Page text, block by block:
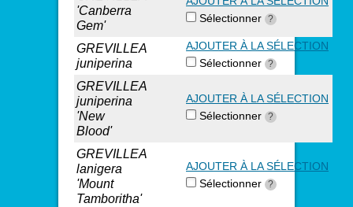
'Canberra
Gem'
Sélectionner ?
GREVILLEA
juniperina
AJOUTER À LA SÉLECTION
Sélectionner ?
GREVILLEA
juniperina
'New
Blood'
AJOUTER À LA SÉLECTION
Sélectionner ?
GREVILLEA
lanigera
'Mount
Tamboritha'
AJOUTER À LA SÉLECTION
Sélectionner ?